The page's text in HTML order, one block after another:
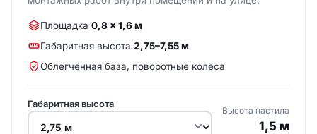
Площадка 0,8 × 1,6 м
Габаритная высота 2,75–7,55 м
Облегчённая база, поворотные колёса
Габаритная высота
Высота настила
1,5 м